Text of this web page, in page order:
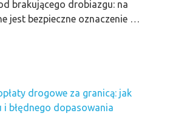
brakującego drobiazgu: na
jest bezpieczne oznaczenie …
drogowe za granicą: jak
i błędnego dopasowania